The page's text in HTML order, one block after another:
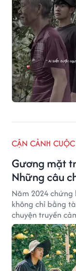
Gương mặt
Những câu
CẬN CẢNH
Năm 2024
không chỉ bằng
chuyện truyền
nỗ lực, lan tỏa
tượng của tình